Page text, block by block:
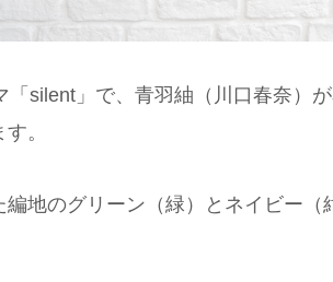
「silent」で、青羽紬（川口春奈）
。
編地のグリーン（緑）とネイビー（